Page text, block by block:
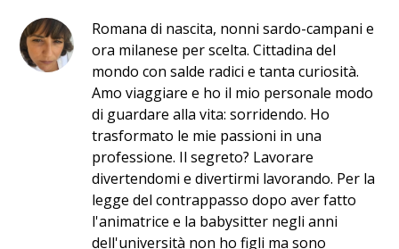
Romana di nascita, nonni sardo-campani e
ora milanese per scelta. Cittadina del
mondo con salde radici e tanta curiosità.
Amo viaggiare e ho il mio personale modo
di guardare alla vita: sorridendo. Ho
trasformato le mie passioni in una
professione. Il segreto? Lavorare
divertendomi e divertirmi lavorando. Per la
legge del contrappasso dopo aver fatto
l'animatrice e la babysitter negli anni
dell'università non ho figli ma sono